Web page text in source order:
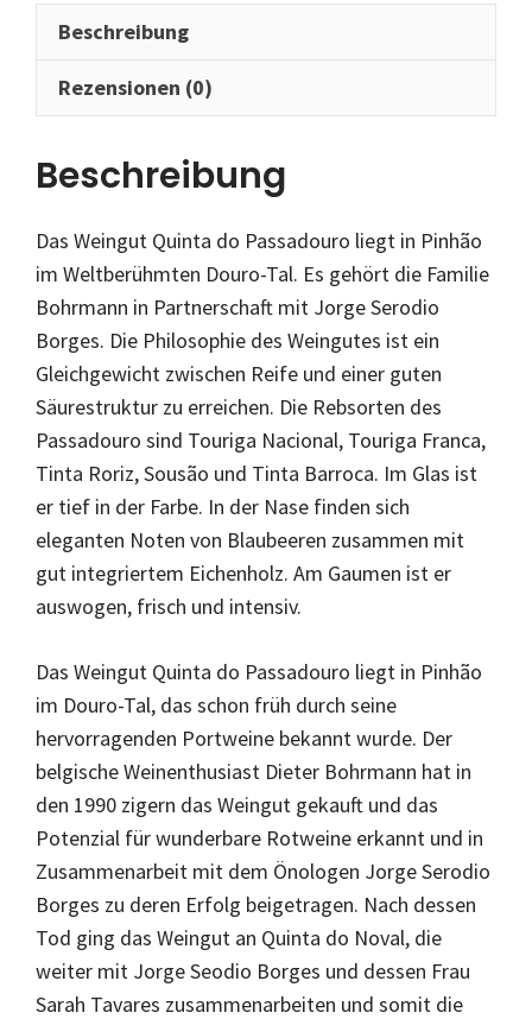
Beschreibung
Rezensionen (0)
Beschreibung
Das Weingut Quinta do Passadouro liegt in Pinhão
im Weltberühmten Douro-Tal. Es gehört die Familie
Bohrmann in Partnerschaft mit Jorge Serodio
Borges. Die Philosophie des Weingutes ist ein
Gleichgewicht zwischen Reife und einer guten
Säurestruktur zu erreichen. Die Rebsorten des
Passadouro sind Touriga Nacional, Touriga Franca,
Tinta Roriz, Sousão und Tinta Barroca. Im Glas ist
er tief in der Farbe. In der Nase finden sich
eleganten Noten von Blaubeeren zusammen mit
gut integriertem Eichenholz. Am Gaumen ist er
auswogen, frisch und intensiv.
Das Weingut Quinta do Passadouro liegt in Pinhão
im Douro-Tal, das schon früh durch seine
hervorragenden Portweine bekannt wurde. Der
belgische Weinenthusiast Dieter Bohrmann hat in
den 1990 zigern das Weingut gekauft und das
Potenzial für wunderbare Rotweine erkannt und in
Zusammenarbeit mit dem Önologen Jorge Serodio
Borges zu deren Erfolg beigetragen. Nach dessen
Tod ging das Weingut an Quinta do Noval, die
weiter mit Jorge Seodio Borges und dessen Frau
Sarah Tavares zusammenarbeiten und somit die